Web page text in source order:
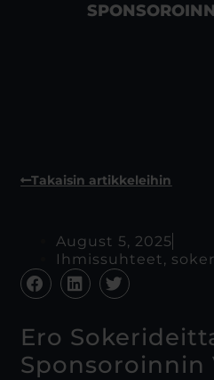
Takaisin artikkeleihin
August 5, 2025
Ihmissuhteet,
Ero
Sponsoroinnin